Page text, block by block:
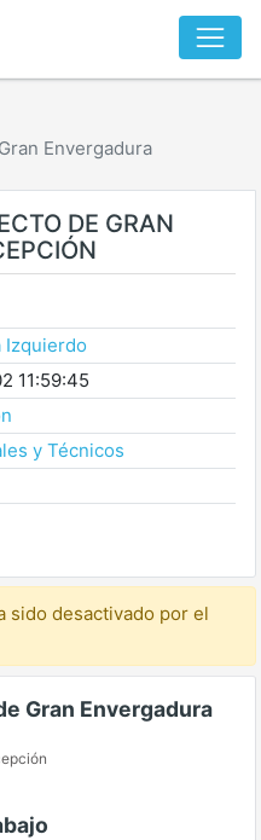
Envergadura
DE GRAN
Izquierdo
11:59:45
y Técnicos
sido desactivado por el
Gran Envergadura